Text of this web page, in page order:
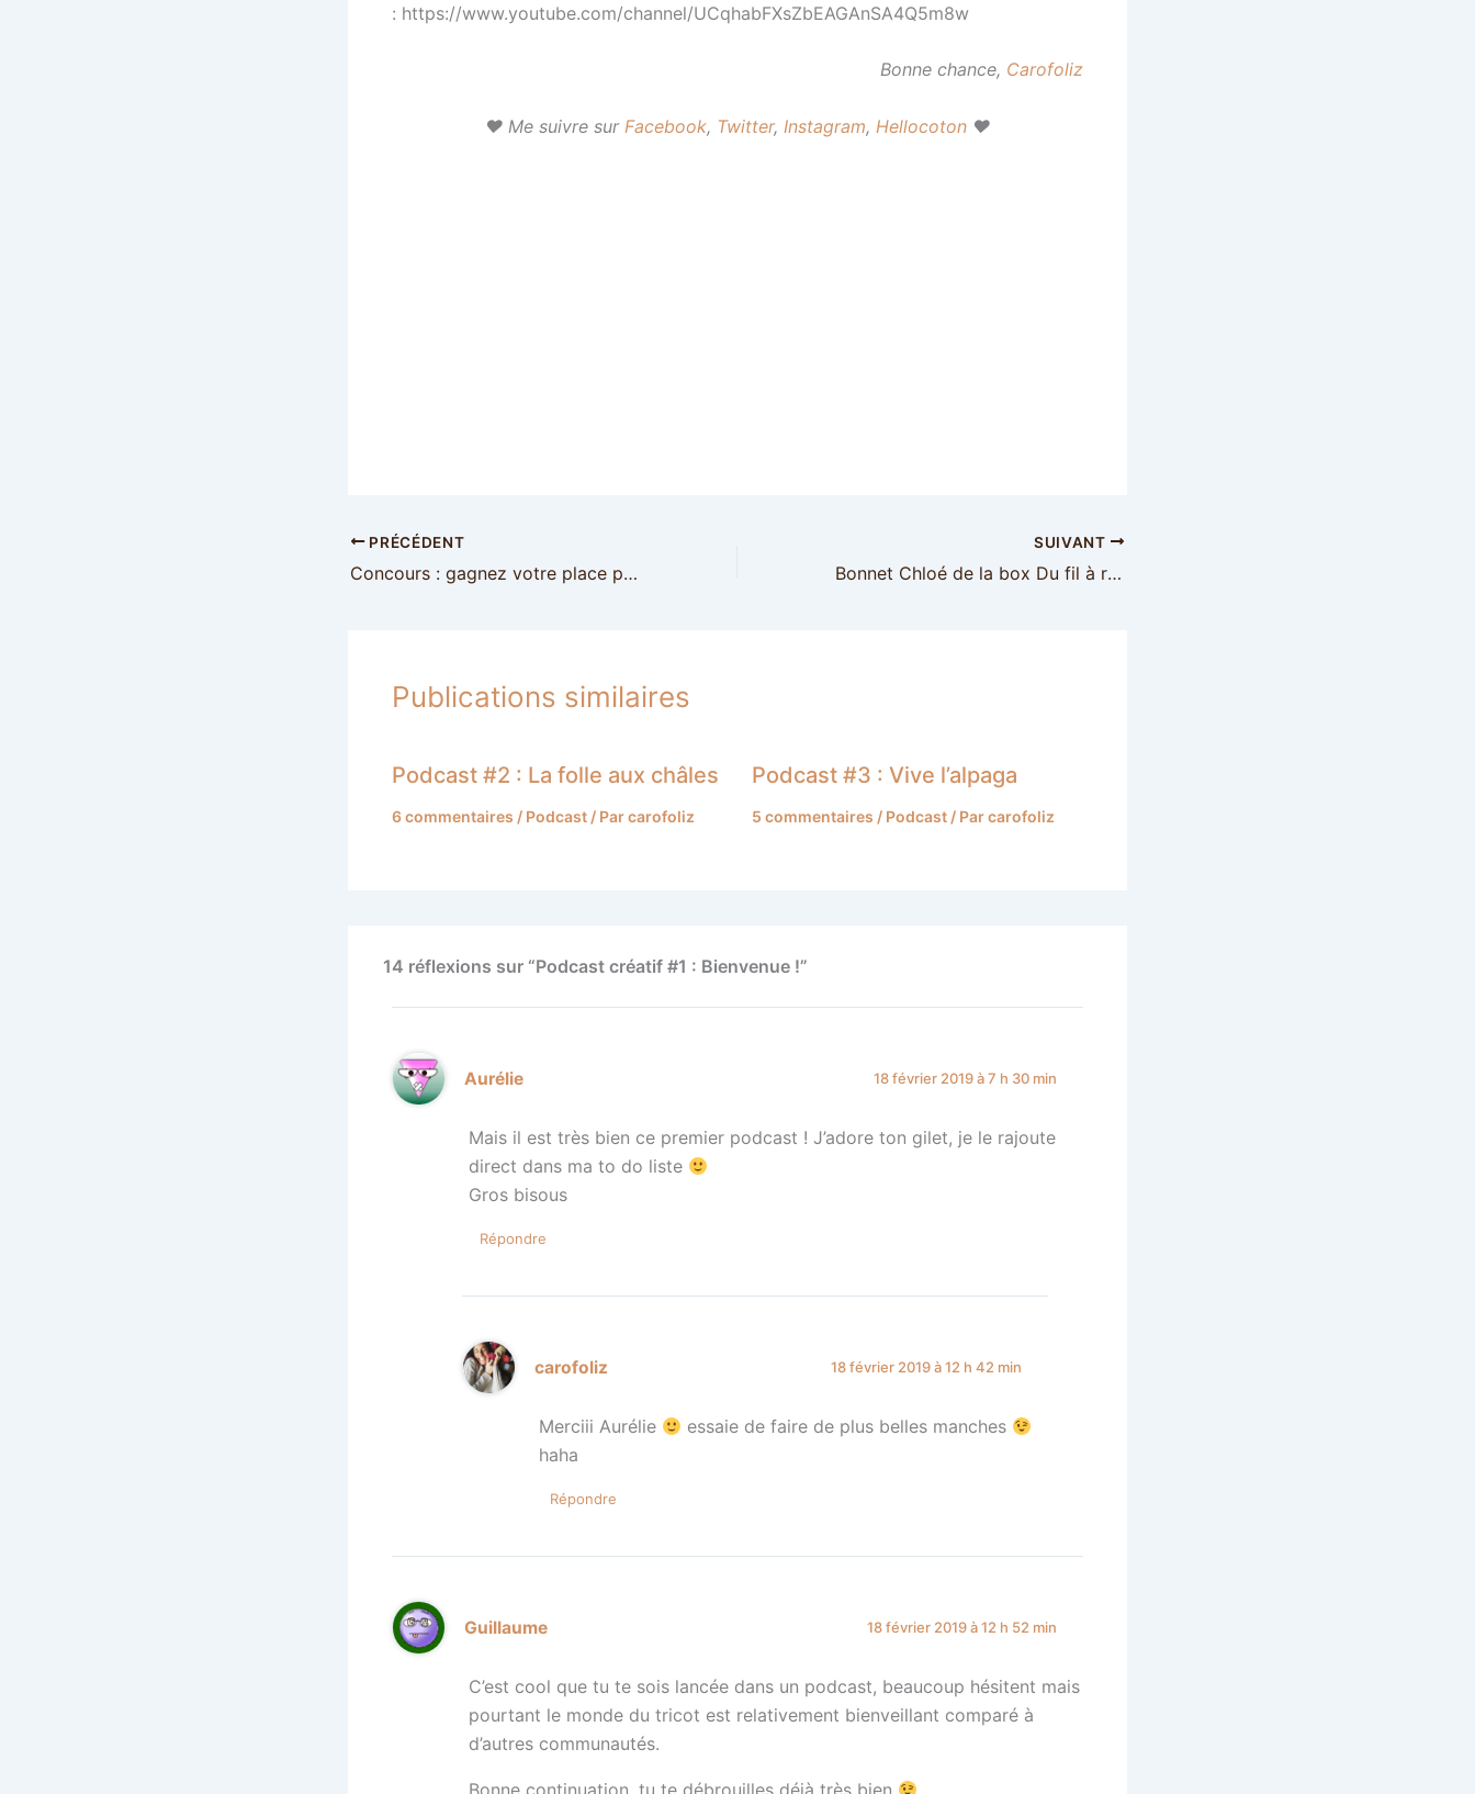
: https://www.youtube.com/channel/UCqhabFXsZbEAGAnSA4Q5m8w
Bonne chance, Carofoliz
♥ Me suivre sur Facebook, Twitter, Instagram, Hellocoton ♥
PRÉCÉDENT
Concours : gagnez votre place pour le salon de l’aiguille en fête 2019 !
SUIVANT
Bonnet Chloé de la box Du fil à retordre
Publications similaires
Podcast #2 : La folle aux châles
6 commentaires / Podcast / Parcarofoliz
Podcast #3 : Vive l’alpaga
5 commentaires / Podcast/ Parcarofoliz
14 réflexions sur “Podcast créatif #1 : Bienvenue !”
Aurélie 18 février 2019 à 7 h 30 min
Mais il est très bien ce premier podcast ! J’adore ton gilet, je le rajoute
direct dans ma to do liste
Gros bisous
Répondre
carofoliz 18 février 2019 à 12 h 42 min
Merciii Aurélie
essaie de faire de plus belles manches
haha
Répondre
Guillaume 18 février 2019 à 12 h 52 min
C’est cool que tu te sois lancée dans un podcast, beaucoup hésitent mais
pourtant le monde du tricot est relativement bienveillant comparé à
d’autres communautés.